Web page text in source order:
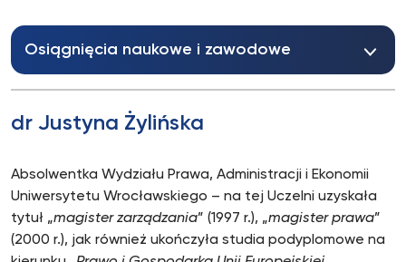
Osiągnięcia naukowe i zawodowe
dr Justyna Żylińska
Absolwentka Wydziału Prawa, Administracji i Ekonomii
Uniwersytetu Wrocławskiego – na tej Uczelni uzyskała
tytuł „magister zarządzania” (1997 r.), „magister prawa”
(2000 r.), jak również ukończyła studia podyplomowe na